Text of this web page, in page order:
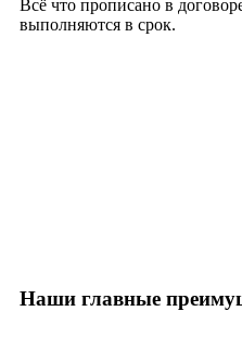
Всё что прописано в
выполняются в срок.
Наши главные